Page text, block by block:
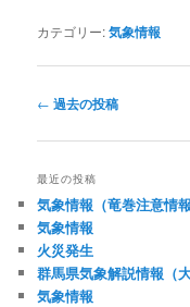
カテゴリー:気象情報
投
ナ
ー
シ
ョ
ン
← 過去の投稿
最近の投稿
気象情報（竜巻注意情報
気象情報
火災発生
群馬県気象解説情報（
気象情報